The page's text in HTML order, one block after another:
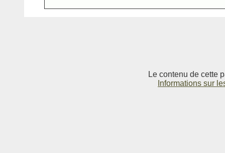
Le contenu de cette
Informations sur